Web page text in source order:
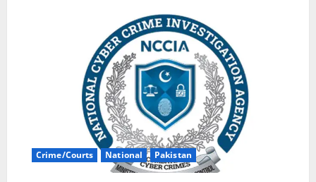
Crime/Courts National Pakistan